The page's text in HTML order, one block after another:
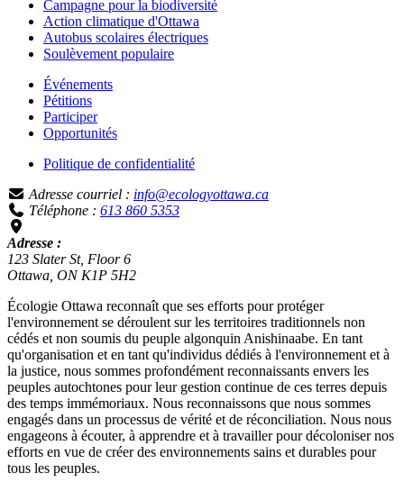
Campagne pour la biodiversité
Action climatique d'Ottawa
Autobus scolaires électriques
Soulèvement populaire
Événements
Pétitions
Participer
Opportunités
Politique de confidentialité
Adresse courriel : info@ecologyottawa.ca
Téléphone : 613 860 5353
Adresse :
123 Slater St, Floor 6
Ottawa, ON K1P 5H2
Écologie Ottawa reconnaît que ses efforts pour protéger
l'environnement se déroulent sur les territoires traditionnels non
cédés et non soumis du peuple algonquin Anishinaabe. En tant
qu'organisation et en tant qu'individus dédiés à l'environnement et à
la justice, nous sommes profondément reconnaissants envers les
peuples autochtones pour leur gestion continue de ces terres depuis
des temps immémoriaux. Nous reconnaissons que nous sommes
engagés dans un processus de vérité et de réconciliation. Nous nous
engageons à écouter, à apprendre et à travailler pour décoloniser nos
efforts en vue de créer des environnements sains et durables pour
tous les peuples.